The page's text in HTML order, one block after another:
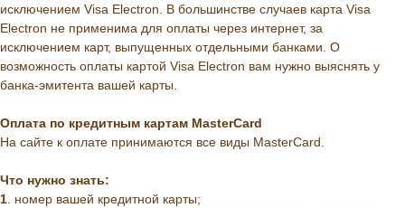
исключением Visa Electron. В большинстве случаев карта Visa
Electron не применима для оплаты через интернет, за
исключением карт, выпущенных отдельными банками. О
возможность оплаты картой Visa Electron вам нужно выяснять у
банка-эмитента вашей карты.
Оплата по кредитным картам MasterCard
На сайте к оплате принимаются все виды MasterCard.
Что нужно знать:
1. номер вашей кредитной карты;